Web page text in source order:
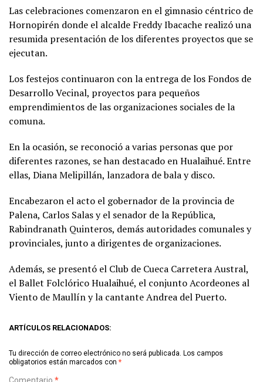
Las celebraciones comenzaron en el gimnasio céntrico de
Hornopirén donde el alcalde Freddy Ibacache realizó una
resumida presentación de los diferentes proyectos que se
ejecutan.
Los festejos continuaron con la entrega de los Fondos de
Desarrollo Vecinal, proyectos para pequeños
emprendimientos de las organizaciones sociales de la
comuna.
En la ocasión, se reconoció a varias personas que por
diferentes razones, se han destacado en Hualaihué. Entre
ellas, Diana Melipillán, lanzadora de bala y disco.
Encabezaron el acto el gobernador de la provincia de
Palena, Carlos Salas y el senador de la República,
Rabindranath Quinteros, demás autoridades comunales y
provinciales, junto a dirigentes de organizaciones.
Además, se presentó el Club de Cueca Carretera Austral,
el Ballet Folclórico Hualaihué, el conjunto Acordeones al
Viento de Maullín y la cantante Andrea del Puerto.
ARTÍCULOS RELACIONADOS:
Tu dirección de correo electrónico no será publicada. Los campos
obligatorios están marcados con *
Comentario *